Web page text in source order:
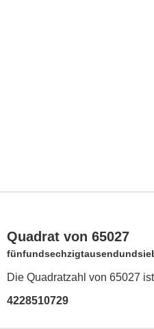
Quadrat von 65027
Die Quadratzahl von 65027
4228510729